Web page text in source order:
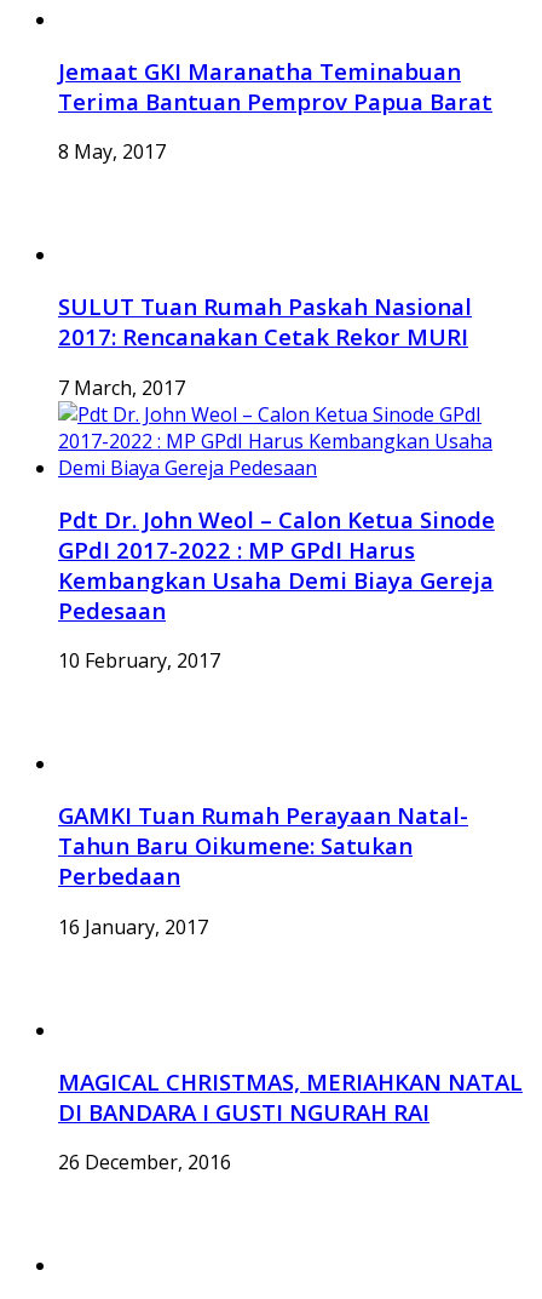
Jemaat GKI Maranatha Teminabuan
Terima Bantuan Pemprov Papua Barat
8 May, 2017
SULUT Tuan Rumah Paskah Nasional
2017: Rencanakan Cetak Rekor MURI
7 March, 2017
Pdt Dr. John Weol – Calon Ketua Sinode
GPdI 2017-2022 : MP GPdI Harus
Kembangkan Usaha Demi Biaya Gereja
Pedesaan
10 February, 2017
GAMKI Tuan Rumah Perayaan Natal-
Tahun Baru Oikumene: Satukan
Perbedaan
16 January, 2017
MAGICAL CHRISTMAS, MERIAHKAN NATAL
DI BANDARA I GUSTI NGURAH RAI
26 December, 2016